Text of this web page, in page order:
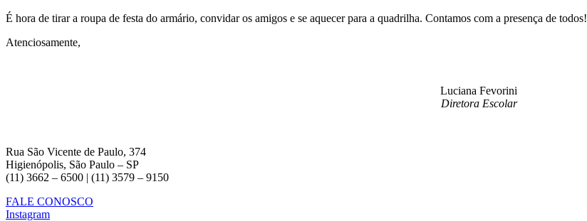
É hora de tirar a roupa de festa do armário, convidar os amigos e se aquecer para a quadrilha. Contamos com a presença de todos!
Atenciosamente,
Luciana Fevorini
Diretora Escolar
Rua São Vicente de Paulo, 374
Higienópolis, São Paulo – SP
(11) 3662 – 6500 | (11) 3579 – 9150
FALE CONOSCO
Instagram